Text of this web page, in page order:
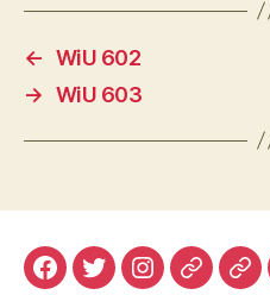
← WiU 602
→ WiU 603
Facebook
TwitterInstagram